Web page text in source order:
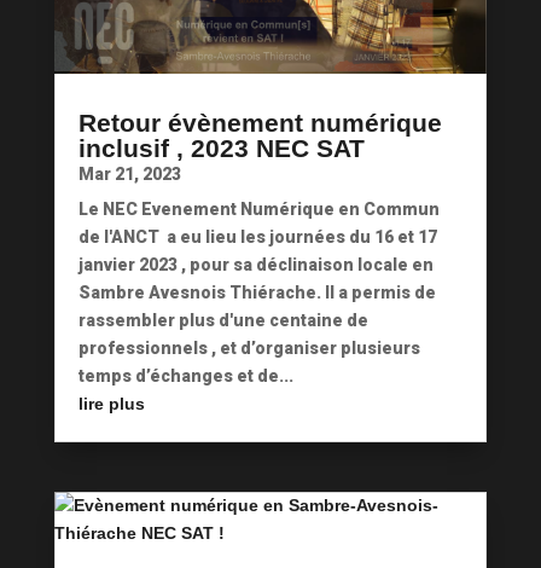
Retour évènement numérique
inclusif , 2023 NEC SAT
Mar 21, 2023
Le NEC Evenement Numérique en Commun
de l'ANCT a eu lieu les journées du 16 et 17
janvier 2023 , pour sa déclinaison locale en
Sambre Avesnois Thiérache. Il a permis de
rassembler plus d'une centaine de
professionnels , et d’organiser plusieurs
temps d’échanges et de...
lire plus